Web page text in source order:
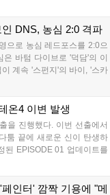
인규 감독과 '리헨즈'
DNS, 농심 2:0 격파
으로 농심 레드포스를 2:0으
바텀 다이브로 '덕담'의 이
계속 '스펀지'의 바이, '스카
주도권을 계속 잘 굴렸다.
온4 이변 발생
을 진행했다. 이번 선출에서
툼 끝에 새로운 신이 탄생하
된 EPISODE 01 업데이트를
통해 추후 주신 및 절대신에
인터' 깜짝 기용에 "메